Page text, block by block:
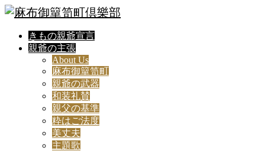
きもの親爺宣言
親爺の主張
About Us
麻布御簞笥町
親爺の武器
和装礼賛
親父の基準
粋はご法度
美丈夫
主題歌